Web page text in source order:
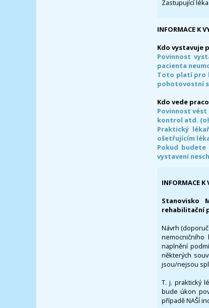
Zastupující
INFORMACE K
Kdo vystavuje
Povinnost
pacienta
Toto platí pro
pohotovostní
Kdo vede
Povinnost
kontrol atd.
Praktický
ošetřujícím
Pokud budete
vystavení
INFORMACE K
Stanovisko
rehabilitační
Návrh
naplnění
některých
jsou/nejsou
T. j. praktický
bude úkon
případě NAŠÍ